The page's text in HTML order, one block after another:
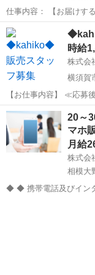
仕事内容： 【お届けす
立てると嬉しい。 そんな方が
学びながら お客様の暮
ることで 「ありがとう
神奈川 相模原市
時給
株式会
横須賀
【お仕事内容】 ≪応募
お電話・メールでご連
ています！ ・ご不明点はお
ROOTSから華やかなカ
神奈川 横須賀市
20～
マホ
月給
株式会
相模大
◆ ◆ 携帯電話及びインターネットの加入促進業務 【このお仕事のお